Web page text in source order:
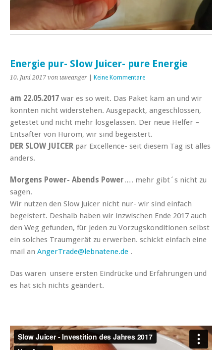
Energie pur- Slow Juicer- pure Energie
10. Juni 2017 von uweanger Keine Kommentare
am 22.05.2017 war es so weit. Das Paket kam an und wir
konnten nicht widerstehen. Ausgepackt, angeschlossen,
getestet und nicht mehr losgelassen. Der neue Helfer –
Entsafter von Hurom, wir sind begeistert.
DER SLOW JUICER par Excellence- seit diesem Tag ist alles
anders.
Morgens Power- Abends Power…. mehr gibt´s nicht zu
sagen.
Wir nutzen den Slow Juicer nicht nur- wir sind einfach
begeistert. Deshalb haben wir inzwischen Ende 2017 auch
den Weg gefunden, für jeden zu Vorzugskonditionen selbst
ein solches Traumgerät zu erwerben. schickt einfach eine
mail an AngerTrade@lebnatene.de .
Das waren unsere ersten Eindrücke und Erfahrungen und
es hat sich nichts geändert.